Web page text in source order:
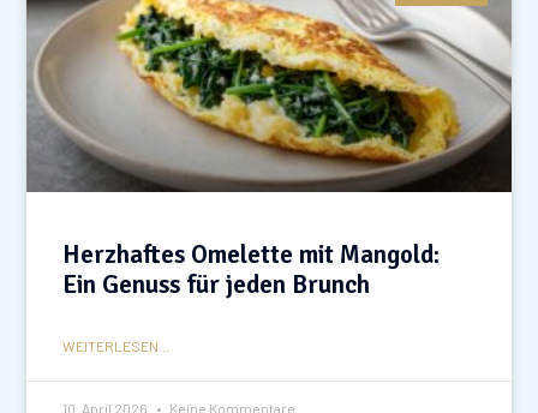
Herzhaftes Omelette mit Mangold:
Ein Genuss für jeden Brunch
WEITERLESEN...
10. April 2026 Keine Kommentare